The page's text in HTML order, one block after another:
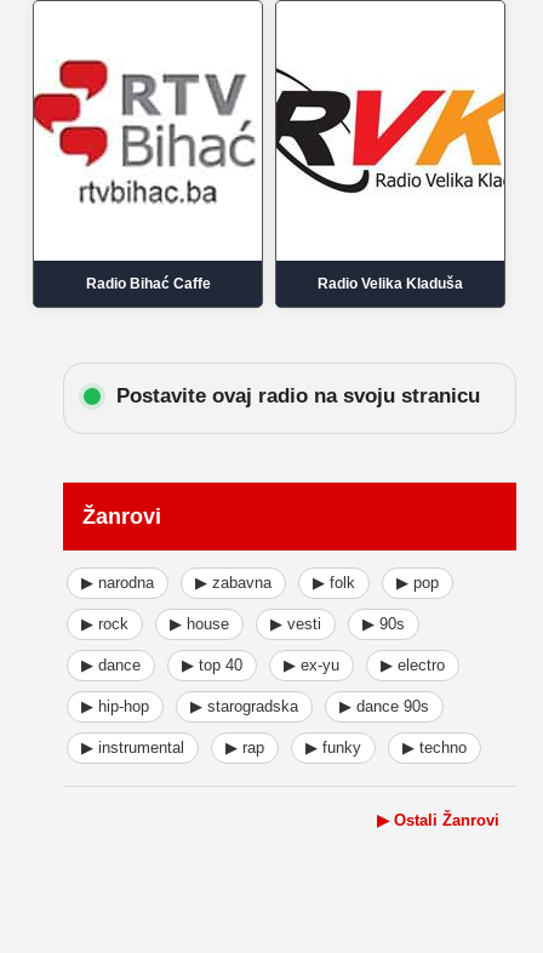
Radio Bihać Caffe Radio Velika Kladuša
Postavite ovaj radio na svoju stranicu
Žanrovi
▶ narodna ▶ zabavna ▶ folk ▶ pop
▶ rock ▶ house ▶ vesti ▶ 90s
▶ dance ▶ top 40 ▶ ex-yu ▶ electro
▶ hip-hop ▶ starogradska ▶ dance 90s
▶ instrumental ▶ rap ▶ funky ▶ techno
▶ Ostali Žanrovi